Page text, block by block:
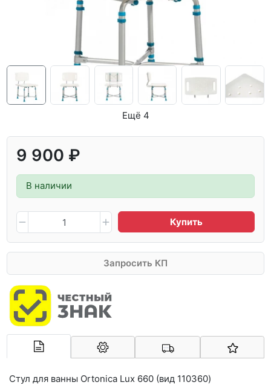
Ещё 4
9 900 ₽
В наличии
Купить
Запросить КП
Стул для ванны Ortonica Lux 660 (вид 110360)